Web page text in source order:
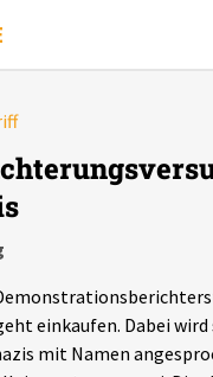
einkaufen. Dabei wird
mit Namen